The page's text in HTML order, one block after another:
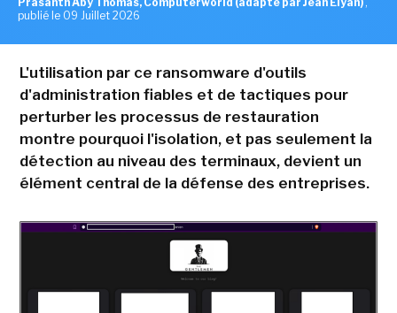
publié le 09 Juillet 2026
L'utilisation par ce ransomware d'outils
d'administration fiables et de tactiques pour
perturber les processus de restauration
montre pourquoi l'isolation, et pas seulement la
détection au niveau des terminaux, devient un
élément central de la défense des entreprises.